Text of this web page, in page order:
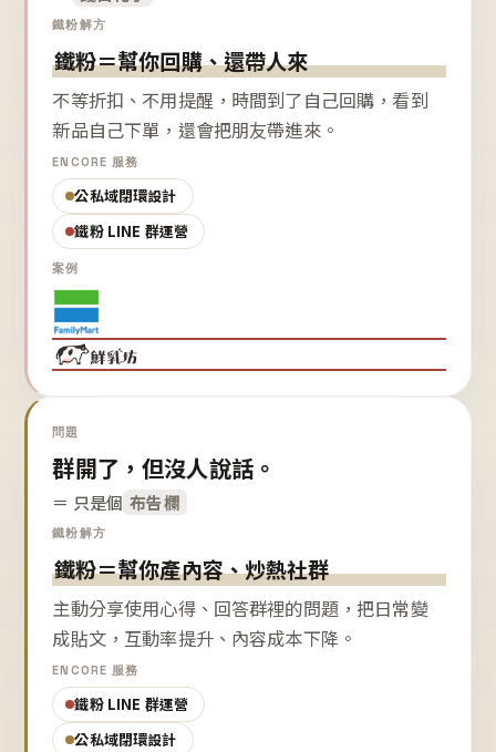
鐵粉解方
鐵粉＝幫你回購、還帶人來
不等折扣、不用提醒，時間到了自己回購，看到
新品自己下單，還會把朋友帶進來。
ENCORE 服務
公私域閉環設計
鐵粉 LINE 群運營
案例
問題
群開了，但沒人說話。
＝ 只是個 布告欄
鐵粉解方
鐵粉＝幫你產內容、炒熱社群
主動分享使用心得、回答群裡的問題，把日常變
成貼文，互動率提升、內容成本下降。
ENCORE 服務
鐵粉 LINE 群運營
公私域閉環設計